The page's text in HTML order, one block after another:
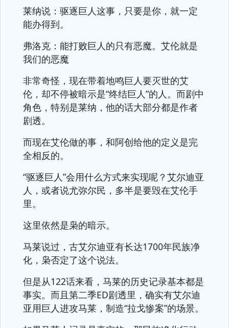
莱纳说：驱逐巨人这事，只要是你，就一定
能办得到。
弗洛克：能打败巨人的只有恶魔。艾伦就是
我们的恶魔
非常奇怪，现在带着地鸣巨人要灭世的艾
伦，却不停被暗示是“终结巨人”的人。而剧中
角色，特别是莱纳，他的话大部分都是作者
剧透。
而现在艾伦做的事，和阿创给他的定义是完
全相反的。
“驱逐巨人”会用什么方式来实现呢？艾尔迪亚
人，或者说尤弥尔民，多半是要毁在艾伦手
里。
这里依然是枭的暗示。
马莱说过，古艾尔迪亚有长达1700年民族净
化，枭否定了这个说法。
但是从122话来看，马莱的历史记录基本都是
事实。而且第二季ED剧透里，确实有艾尔迪
亚用巨人进攻马莱，制造“拉戈惨案”的场景。